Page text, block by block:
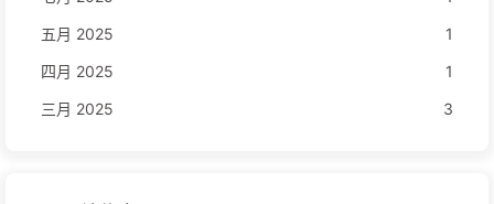
五月 2025
1
四月 2025
1
三月 2025
3